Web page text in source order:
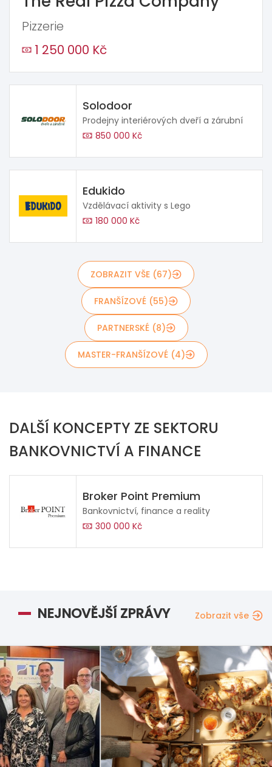
Pizzerie
1 250 000 Kč
Solodoor
Prodejny interiérových dveří a zárubní
850 000 Kč
Edukido
Vzdělávací aktivity s Lego
180 000 Kč
ZOBRAZIT VŠE (67)
FRANŠÍZOVÉ (55)
PARTNERSKÉ (8)
MASTER-FRANŠÍZOVÉ (4)
DALŠÍ KONCEPTY ZE SEKTORU
BANKOVNICTVÍ A FINANCE
Broker Point Premium
Bankovnictví, finance a reality
300 000 Kč
NEJNOVĚJŠÍ ZPRÁVY Zobrazit vše